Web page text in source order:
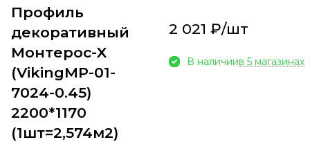
Профиль
декоративный
Монтерос-X
(VikingMP-01-
7024-0.45)
2200*1170
(1шт=2,574м2)
2 021 ₽/шт
В наличиив 5 магазинах